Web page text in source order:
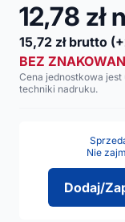
12,78 zł
15,72 zł brutto
BEZ
Cena jednostkowa
techniki nadruku.
Nie
Dodaj/